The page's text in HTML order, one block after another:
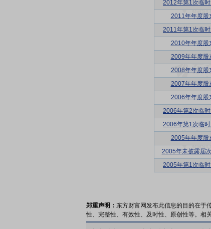
2012年第1次临
2011年年度股
2011年第1次临
2010年年度股
2009年年度股
2008年年度股
2007年年度股
2006年年度股
2006年第2次临
2006年第1次临
2005年年度股
2005年未披露届
2005年第1次临
郑重声明： 东方财富网发布此信息的目的在于
性、完整性、有效性、及时性、原创性等。相